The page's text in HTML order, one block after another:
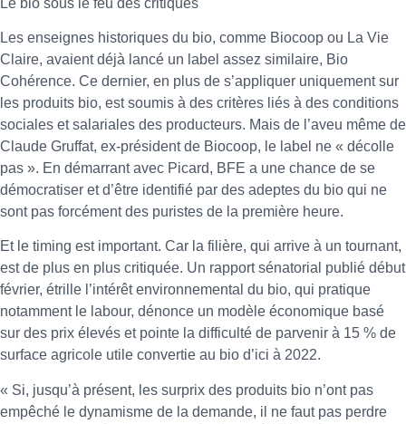
Les enseignes historiques du bio, comme Biocoop ou La Vie
Claire, avaient déjà lancé un label assez similaire, Bio
Cohérence. Ce dernier, en plus de s’appliquer uniquement sur
les produits bio, est soumis à des critères liés à des conditions
sociales et salariales des producteurs. Mais de l’aveu même de
Claude Gruffat, ex-président de Biocoop, le label ne « décolle
pas ». En démarrant avec Picard, BFE a une chance de se
démocratiser et d’être identifié par des adeptes du bio qui ne
sont pas forcément des puristes de la première heure.
Et le timing est important. Car la filière, qui arrive à un tournant,
est de plus en plus critiquée. Un rapport sénatorial publié début
février, étrille l’intérêt environnemental du bio, qui pratique
notamment le labour, dénonce un modèle économique basé
sur des prix élevés et pointe la difficulté de parvenir à 15 % de
surface agricole utile convertie au bio d’ici à 2022.
« Si, jusqu’à présent, les surprix des produits bio n’ont pas
empêché le dynamisme de la demande, il ne faut pas perdre